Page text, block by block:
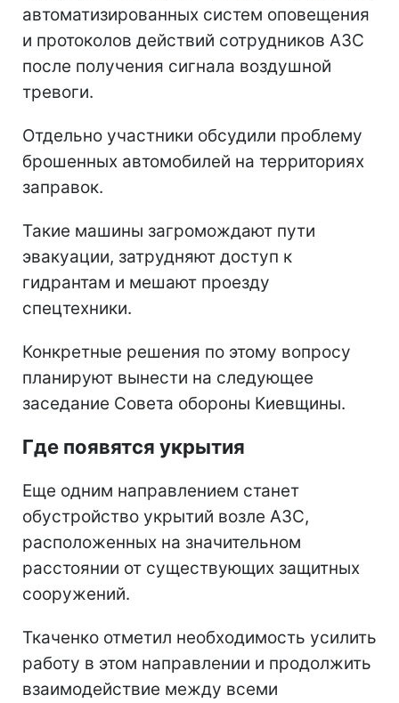
автоматизированных систем оповещения
и протоколов действий сотрудников АЗС
после получения сигнала воздушной
тревоги.
Отдельно участники обсудили проблему
брошенных автомобилей на территориях
заправок.
Такие машины загромождают пути
эвакуации, затрудняют доступ к
гидрантам и мешают проезду
спецтехники.
Конкретные решения по этому вопросу
планируют вынести на следующее
заседание Совета обороны Киевщины.
Где появятся укрытия
Еще одним направлением станет
обустройство укрытий возле АЗС,
расположенных на значительном
расстоянии от существующих защитных
сооружений.
Ткаченко отметил необходимость усилить
работу в этом направлении и продолжить
взаимодействие между всеми